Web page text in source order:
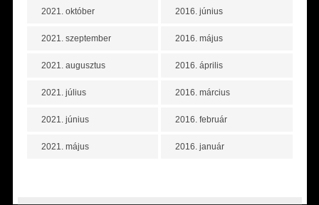
2021. október
2021. szeptember
2021. augusztus
2021. július
2021. június
2021. május
2016. június
2016. május
2016. április
2016. március
2016. február
2016. január